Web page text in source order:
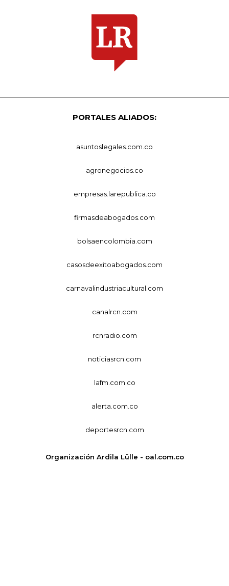
PORTALES ALIADOS:
asuntoslegales.com.co
agronegocios.co
empresas.larepublica.co
firmasdeabogados.com
bolsaencolombia.com
casosdeexitoabogados.com
carnavalindustriacultural.com
canalrcn.com
rcnradio.com
noticiasrcn.com
lafm.com.co
alerta.com.co
deportesrcn.com
Organización Ardila Lülle - oal.com.co